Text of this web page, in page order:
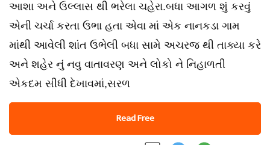
આશા અને ઉલ્લાસ થી ભરેલા ચહેરા.બધા આગળ શું કરવું
એની ચર્ચા કરતા ઉભા હતા એવા માં એક નાનકડા ગામ
માંથી આવેલી શાંત ઉભેલી બધા સામે અચરજ થી તાક્યા કરે
અને શહેર નું નવુ વાતાવરણ અને લોકો ને નિહાળતી
એકદમ સીધી દેખાવમાં,સરળ
Read Free